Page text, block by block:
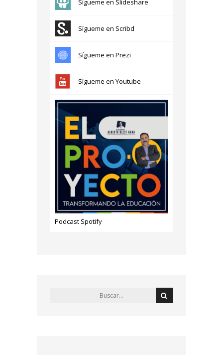
Sígueme en Slideshare
Sígueme en Scribd
Sígueme en Prezi
Sígueme en Youtube
Podcast Spotify